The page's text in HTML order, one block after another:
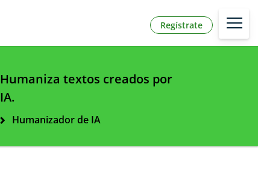
Regístrate
Humaniza textos creados por
IA.
Humanizador de IA